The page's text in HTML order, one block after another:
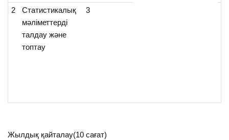
2
Статистикалық
мәліметтерді
талдау және
топтау
3
Жылдық қайталау(10 сағат)